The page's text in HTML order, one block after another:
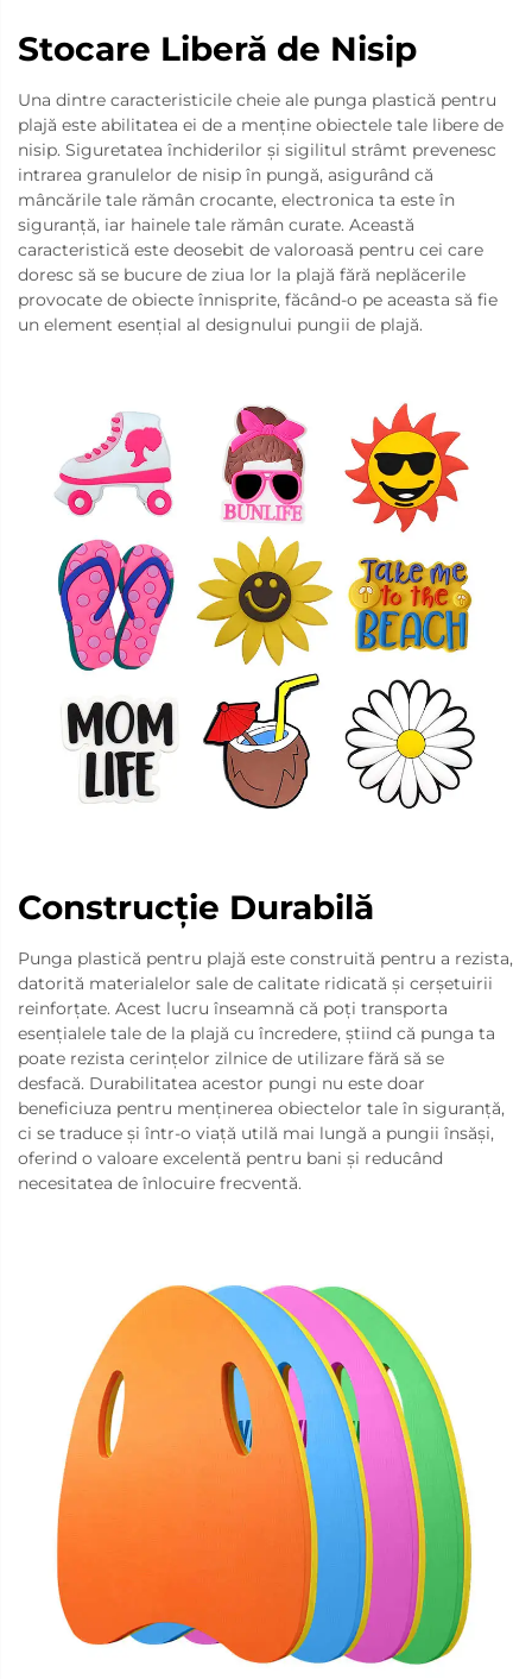
Stocare Liberă de Nisip
Una dintre caracteristicile cheie ale punga plastică pentru
plajă este abilitatea ei de a menține obiectele tale libere de
nisip. Siguretatea închiderilor și sigilitul strâmt prevenesc
intrarea granulelor de nisip în pungă, asigurând că
mâncările tale rămân crocante, electronica ta este în
siguranță, iar hainele tale rămân curate. Această
caracteristică este deosebit de valoroasă pentru cei care
doresc să se bucure de ziua lor la plajă fără neplăcerile
provocate de obiecte înnisprite, făcând-o pe aceasta să fie
un element esențial al designului pungii de plajă.
Construcție Durabilă
Punga plastică pentru plajă este construită pentru a rezista,
datorită materialelor sale de calitate ridicată și cerșetuirii
reinforțate. Acest lucru înseamnă că poți transporta
esențialele tale de la plajă cu încredere, știind că punga ta
poate rezista cerințelor zilnice de utilizare fără să se
desfacă. Durabilitatea acestor pungi nu este doar
beneficiuza pentru menținerea obiectelor tale în siguranță,
ci se traduce și într-o viață utilă mai lungă a pungii însăși,
oferind o valoare excelentă pentru bani și reducând
necesitatea de înlocuire frecventă.